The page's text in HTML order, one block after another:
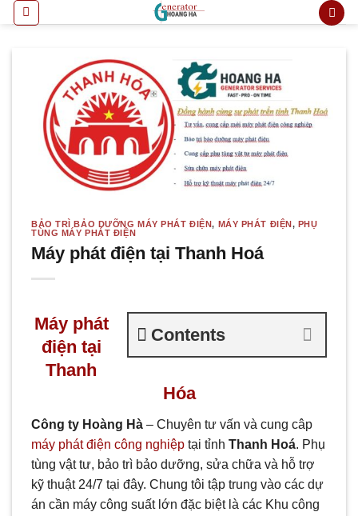
qua
BẢO TRÌ BẢO DƯỠNG MÁY PHÁT ĐIỆN, MÁY PHÁT ĐIỆN, PHỤ
TÙNG MÁY PHÁT ĐIỆN
Máy phát điện tại Thanh Hoá
Contents
Máy phát
điện tại
Thanh
Hóa
Công ty Hoàng Hà – Chuyên tư vấn và cung câp
máy phát điện công nghiệp tại tỉnh Thanh Hoá. Phụ
tùng vật tư, bảo trì bảo dưỡng, sửa chữa và hỗ trợ
kỹ thuật 24/7 tại đây. Chung tôi tập trung vào các dự
án cần máy công suất lớn đặc biệt là các Khu công